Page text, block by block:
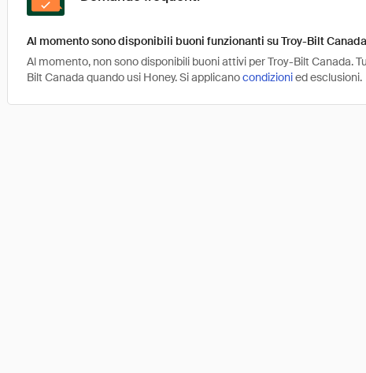
Al momento sono disponibili buoni funzionanti su Troy-Bilt
Al momento, non sono disponibili buoni attivi per Troy-Bilt Canada.
Bilt Canada quando usi Honey. Si applicanocondizionied esclusioni.